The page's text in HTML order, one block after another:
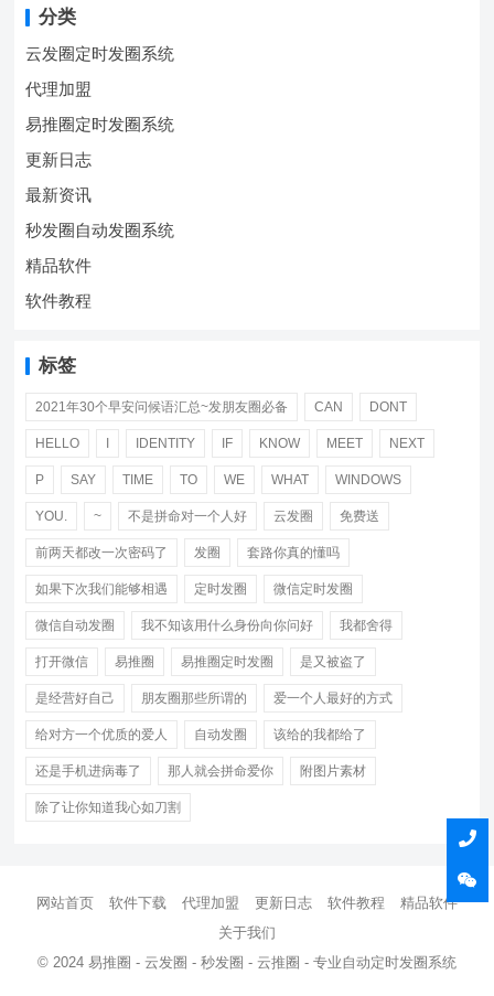
分类
云发圈定时发圈系统
代理加盟
易推圈定时发圈系统
更新日志
最新资讯
秒发圈自动发圈系统
精品软件
软件教程
标签
2021年30个早安问候语汇总~发朋友圈必备 CAN DONT
HELLO IDENTITY IF KNOW MEET NEXT
P SAY TIME TO WE WHAT WINDOWS
YOU. ~ 不是拼命对一个人好 云发圈 免费送
前两天都改一次密码了 发圈 套路你真的懂吗
如果下次我们能够相遇 定时发圈 微信定时发圈
微信自动发圈 我不知该用什么身份向你问好 我都舍得
打开微信 易推圈 易推圈定时发圈 是又被盗了
是经营好自己 朋友圈那些所谓的 爱一个人最好的方式
给对方一个优质的爱人 自动发圈 该给的我都给了
还是手机进病毒了 那人就会拼命爱你 附图片素材
除了让你知道我心如刀割
网站首页 软件下载 代理加盟 更新日志 软件教程
精品软件
关于我们
© 2024 易推圈 - 云发圈 - 秒发圈 - 云推圈 - 专业自动定时发圈系统